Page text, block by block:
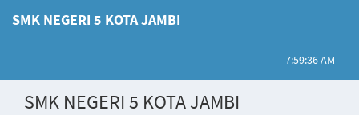
SMK NEGERI 5 KOTA JAMBI
7:59:36 AM
SMK NEGERI 5 KOTA JAMBI